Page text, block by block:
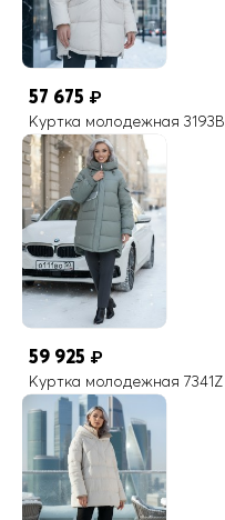
57 675 ₽
Куртка молодежная 3193B
59 925 ₽
Куртка молодежная 7341Z